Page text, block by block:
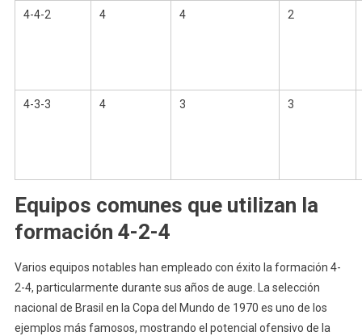
4-4-2 4 4 2
4-3-3 4 3 3
Equipos comunes que utilizan la
formación 4-2-4
Varios equipos notables han empleado con éxito la formación 4-
2-4, particularmente durante sus años de auge. La selección
nacional de Brasil en la Copa del Mundo de 1970 es uno de los
ejemplos más famosos, mostrando el potencial ofensivo de la